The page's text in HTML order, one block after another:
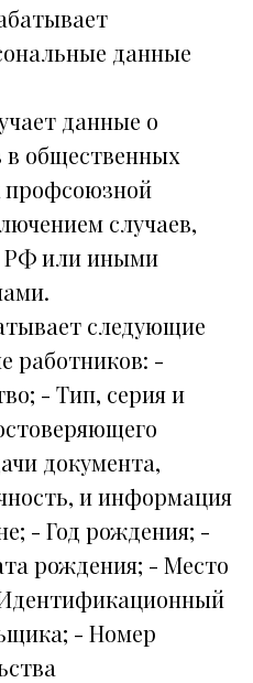
данные
данные о
в общественных
профсоюзной
случаев,
РФ или иными
следующие
работников: -
- Тип, серия и
документа,
и информация
- Год рождения; -
рождения; - Место
- Номер